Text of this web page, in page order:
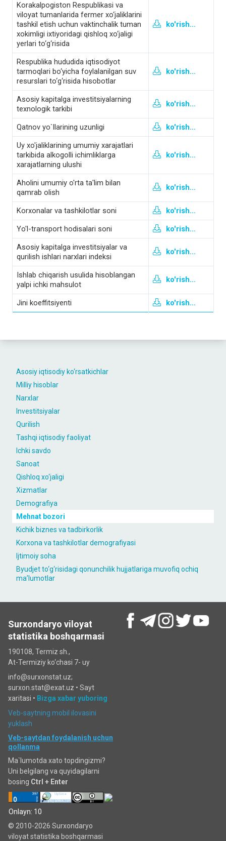
Asosiy iqtisodiy ko‘rsatkichlar
Milliy hisoblar
Narxlar
Investitsiyalar
Qurilish
Tashqi iqtisodiy faoliyat
Ichki savdo
Sanoat
Qishloq xo‘jaligi
Xizmatlar
Demografiya
Mehnat bozori
Kichik biznes va tadbirkorlik
Korxona va tashkilotlar demografiyasi
Ijtimoiy soha
Byudjet to‘g‘risidagi qonunchilik hujjatlariga muvofiq ochiq
maʼlumotlar
Korakalpogiston Respublikasi va
viloyat tumanlarida fermer xo‘jaliklarini
tashkil etish uchun vaktinchalik tuman
xokimligi ixtiyoridagi qishloq xo‘jaligi
yerlari to‘g‘risida
ko'rish...
Respublika hududida iqtisodiyot
tarmoqlari bo‘yicha foylalanilgan suv
resurslari to‘g‘risida hisobotlar
ko'rish...
Asosiy kapitalga investitsiyalarning
texnologik tarkibi
ko'rish...
Qatnov yo`llarining uzunligi
ko'rish...
Uy xo'jaliklarining umumiy xarajatlari
tarkibida alkogolli ichimliklarga
xarajatlarning ulushi
ko'rish...
Aholini umumiy o'rta ta'lim bilan
qamrab olish
ko'rish...
Korxonalar va tashkilotlar soni
ko'rish...
Yo'l-transport hodisalari soni
ko'rish...
Asosiy kapitalga investitsiyalar va
qurilish ishlari narxlari indeksi
ko'rish...
Ishlab chiqarish usulida hisoblangan
yalpi ichki mahsulot
ko'rish...
Jini koeffitsiyenti ko'rish...
Surxondaryo viloyat
statistika boshqarmasi
190108, Termiz sh.,
At-Termiziy ko‘chasi 7- uy
info@surxonstat.uz;
surxon.stat@exat.uz • Sayt
xaritasi • Bizga xabar yuboring
Veb-saytning mobil ilovasini
yuklash
Veb-saytdan foydalanish uchun
qollanma
Ma`lumotda xato topdingizmi?
Uni belgilang va quyidagilarni
bosing Ctrl + Enter
Onlayn: 10
© 2010-2026 Surxondaryo
viloyat statistika boshqarmasi